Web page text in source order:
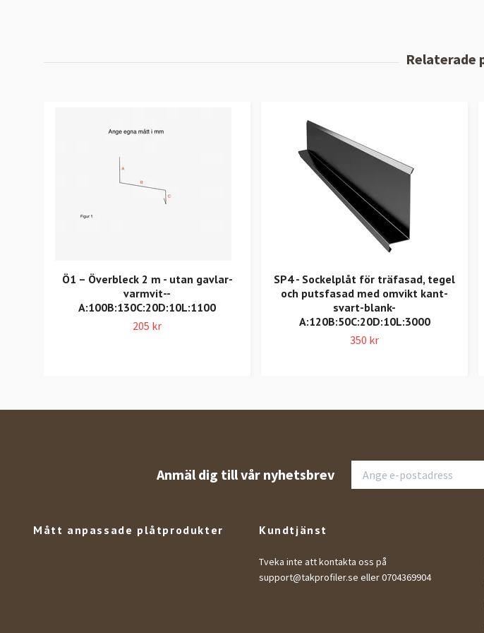
Ö1 – Överbleck 2 m - utan gavlar-
varmvit--
A:100B:130C:20D:10L:1100
205 kr
SP4 - Sockelplåt för träfasad, tegel
och putsfasad med omvikt kant-
svart-blank-
A:120B:50C:20D:10L:3000
350 kr
Anmäl dig till vår nyhetsbrev
Mått anpassade plåtprodukter Kundtjänst
Tveka inte att kontakta oss på
support@takprofiler.se eller 0704369904